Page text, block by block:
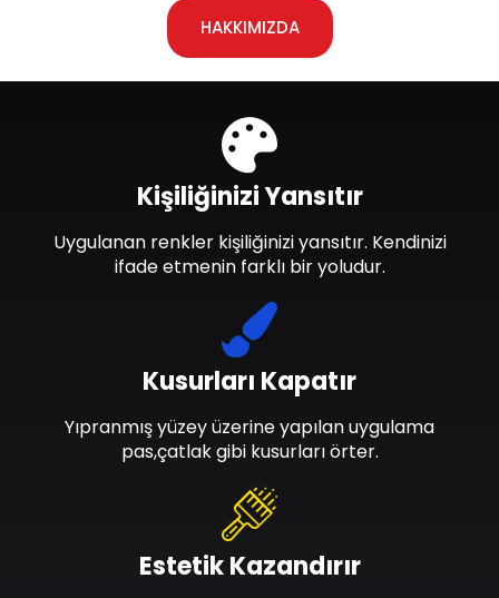
HAKKIMIZDA
Estetik Kazandırır
Kusurları Kapatır
Yıpranmış yüzey üzerine yapılan uygulama
pas,çatlak gibi kusurları örter.
Kişiliğinizi Yansıtır
Uygulanan renkler kişiliğinizi yansıtır. Kendinizi
ifade etmenin farklı bir yoludur.